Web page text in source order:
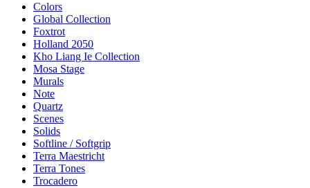
Colors
Global Collection
Foxtrot
Holland 2050
Kho Liang Ie Collection
Mosa Stage
Murals
Note
Quartz
Scenes
Solids
Softline / Softgrip
Terra Maestricht
Terra Tones
Trocadero